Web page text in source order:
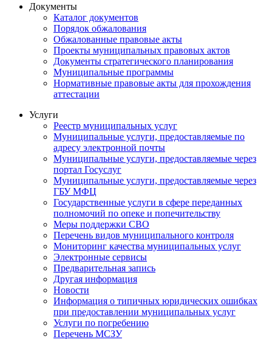
Документы
Каталог документов
Порядок обжалования
Обжалованные правовые акты
Проекты муниципальных правовых актов
Документы стратегического планирования
Муниципальные программы
Нормативные правовые акты для прохождения
аттестации
Услуги
Реестр муниципальных услуг
Муниципальные услуги, предоставляемые по
адресу электронной почты
Муниципальные услуги, предоставляемые через
портал Госуслуг
Муниципальные услуги, предоставляемые через
ГБУ МФЦ
Государственные услуги в сфере переданных
полномочий по опеке и попечительству
Меры поддержки СВО
Перечень видов муниципального контроля
Мониторинг качества муниципальных услуг
Электронные сервисы
Предварительная запись
Другая информация
Новости
Информация о типичных юридических ошибках
при предоставлении муниципальных услуг
Услуги по погребению
Перечень МСЗУ